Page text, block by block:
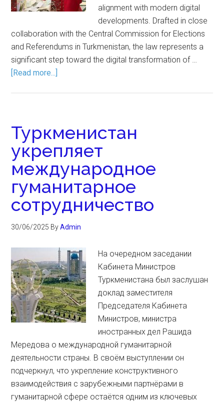
alignment with modern digital
developments. Drafted in close
collaboration with the Central Commission for Elections
and Referendums in Turkmenistan, the law represents a
significant step toward the digital transformation of …
[Read more...]
Туркменистан
укрепляет
международное
гуманитарное
сотрудничество
30/06/2025 ByAdmin
На очередном заседании
Кабинета Министров
Туркменистана был заслушан
доклад заместителя
Председателя Кабинета
Министров, министра
иностранных дел Рашида
Мередова о международной гуманитарной
деятельности страны. В своём выступлении он
подчеркнул, что укрепление конструктивного
взаимодействия с зарубежными партнёрами в
гуманитарной сфере остаётся одним из ключевых